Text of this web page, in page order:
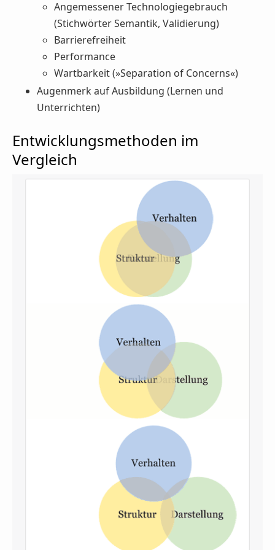
Angemessener Technologiegebrauch
(Stichwörter Semantik, Validierung)
Barrierefreiheit
Performance
Wartbarkeit (»Separation of Concerns«)
Augenmerk auf Ausbildung (Lernen und
Unterrichten)
Entwicklungsmethoden im
Vergleich